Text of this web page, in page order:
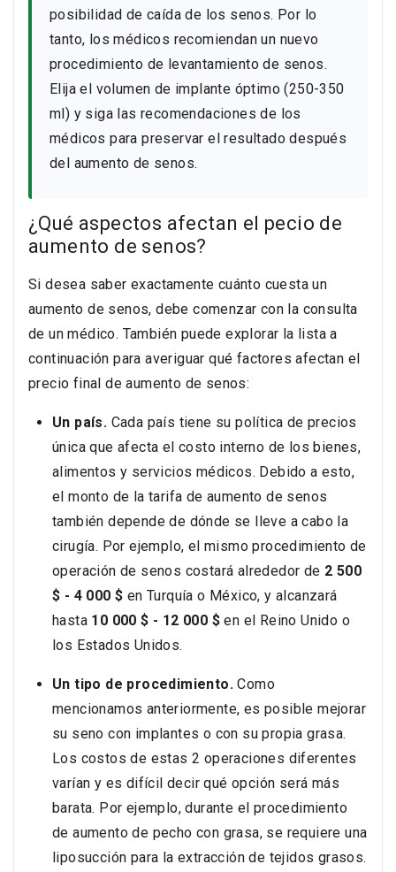
posibilidad de caída de los senos. Por lo
tanto, los médicos recomiendan un nuevo
procedimiento de levantamiento de senos.
Elija el volumen de implante óptimo (250-350
ml) y siga las recomendaciones de los
médicos para preservar el resultado después
del aumento de senos.
¿Qué aspectos afectan el pecio de
aumento de senos?
Si desea saber exactamente cuánto cuesta un
aumento de senos, debe comenzar con la consulta
de un médico. También puede explorar la lista a
continuación para averiguar qué factores afectan el
precio final de aumento de senos:
Un país. Cada país tiene su política de precios
única que afecta el costo interno de los bienes,
alimentos y servicios médicos. Debido a esto,
el monto de la tarifa de aumento de senos
también depende de dónde se lleve a cabo la
cirugía. Por ejemplo, el mismo procedimiento de
operación de senos costará alrededor de 2 500
$ - 4 000 $ en Turquía o México, y alcanzará
hasta 10 000 $ - 12 000 $ en el Reino Unido o
los Estados Unidos.
Un tipo de procedimiento. Como
mencionamos anteriormente, es posible mejorar
su seno con implantes o con su propia grasa.
Los costos de estas 2 operaciones diferentes
varían y es difícil decir qué opción será más
barata. Por ejemplo, durante el procedimiento
de aumento de pecho con grasa, se requiere una
liposucción para la extracción de tejidos grasos.